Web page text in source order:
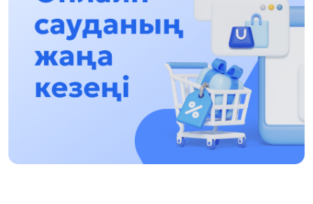
Asqat Asylbekov: Kúshti bılikke kúshti tulǵalar
kerek!
12:01, 28 Shilde 2026
Abzal Dostıar: Dýman Muhametkárimdi Almaty
túrmesine aýystyrýy múmkin
16:15, 27 Shilde 2026